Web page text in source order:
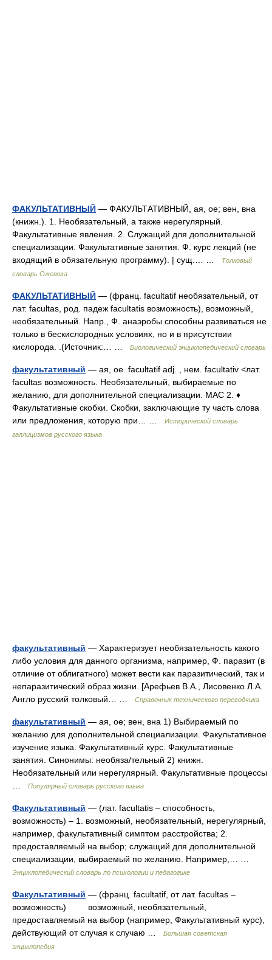
ФАКУЛЬТАТИВНЫЙ — ФАКУЛЬТАТИВНЫЙ, ая, ое; вен, вна
(книжн.). 1. Необязательный, а также нерегулярный.
Факультативные явления. 2. Служащий для дополнительной
специализации. Факультативные занятия. Ф. курс лекций (не
входящий в обязательную программу). | сущ.… …
Толковый
словарь Ожегова
ФАКУЛЬТАТИВНЫЙ — (франц. facultatif необязательный, от
лат. facultas, род. падеж facultatis возможность), возможный,
необязательный. Напр., Ф. анаэробы способны развиваться не
только в бескислородных условиях, но и в присутствии
кислорода. .(Источник:… …
Биологический энциклопедический словарь
факультативный — ая, ое. facultatif adj. , нем. facultativ <лат.
facultas возможность. Необязательный, выбираемые по
желанию, для дополнительной специализации. МАС 2. ♦
Факультативные скобки. Скобки, заключающие ту часть слова
или предложения, которую при… …
Исторический словарь
галлицизмов русского языка
факультативный — Характеризует необязательность какого
либо условия для данного организма, например, Ф. паразит (в
отличие от облигатного) может вести как паразитический, так и
непаразитический образ жизни. [Арефьев В.А., Лисовенко Л.А.
Англо русский толковый… …
Справочник технического переводчика
факультативный — ая, ое; вен, вна 1) Выбираемый по
желанию для дополнительной специализации. Факультативное
изучение языка. Факультативный курс. Факультативные
занятия. Синонимы: необяза/тельный 2) книжн.
Необязательный или нерегулярный. Факультативные процессы
Популярный словарь русского языка
Факультативный — (лат. facultatis – способность,
возможность) – 1. возможный, необязательный, нерегулярный,
например, факультативный симптом расстройства; 2.
предоставляемый на выбор; служащий для дополнительной
специализации, выбираемый по желанию. Например,… …
Энциклопедический словарь по психологии и педагогике
Факультативный — (франц. facultatif, от лат. facultas –
возможность) возможный, необязательный,
предоставляемый на выбор (например, Факультативный курс),
действующий от случая к случаю …
Большая советская
энциклопедия